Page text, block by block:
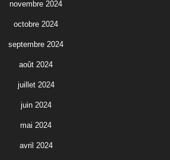
novembre 2024
octobre 2024
septembre 2024
août 2024
juillet 2024
juin 2024
mai 2024
avril 2024